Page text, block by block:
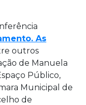
As
outros
de Manuela
Público,
Municipal de
de